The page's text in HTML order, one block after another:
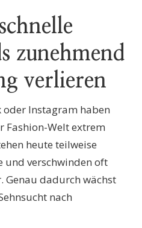
zunehmend
verlieren
Instagram haben
Fashion-Welt extrem
heute teilweise
und verschwinden oft
Genau dadurch wächst
nach